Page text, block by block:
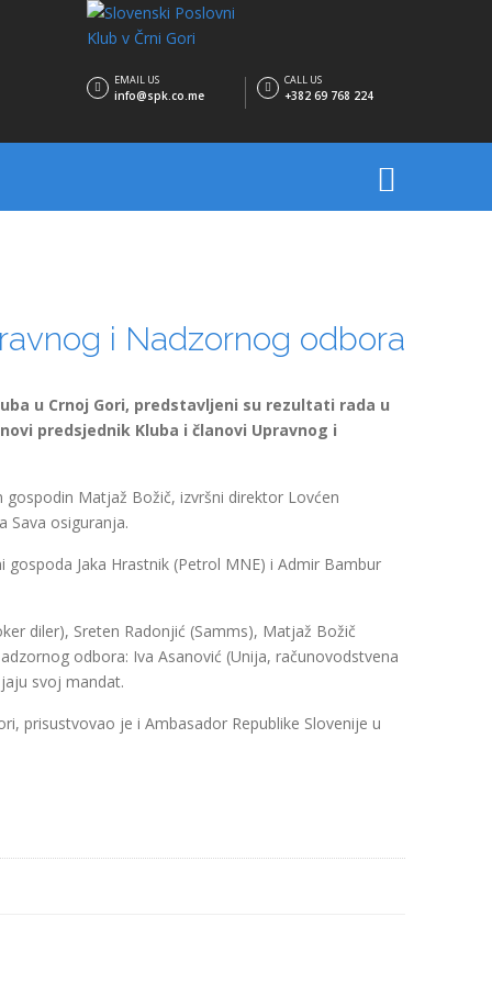
CALL US
+382 69 768 224
EMAIL US
info@spk.co.me
i Nadzornog odbora
u Crnoj Gori, predstavljeni su rezultati rada u
predsjednik Kluba i članovi Upravnog i
Matjaž Božič, izvršni direktor Lovćen
Sava osiguranja.
Jaka Hrastnik (Petrol MNE) i Admir Bambur
diler), Sreten Radonjić (Samms), Matjaž Božič
odbora: Iva Asanović (Unija, računovodstvena
svoj mandat.
prisustvovao je i Ambasador Republike Slovenije u